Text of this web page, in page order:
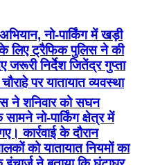
नो-पार्किंग में खड़ी
लिए ट्रैफिक पुलिस ने की
जरूरी निर्देश जितेंद्र गुप्ता
पर यातायात व्यवस्था
ने शनिवार को सघन
नो-पार्किंग क्षेत्र में
कार्रवाई के दौरान
को यातायात नियमों का